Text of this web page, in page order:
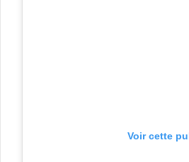
Voir cette